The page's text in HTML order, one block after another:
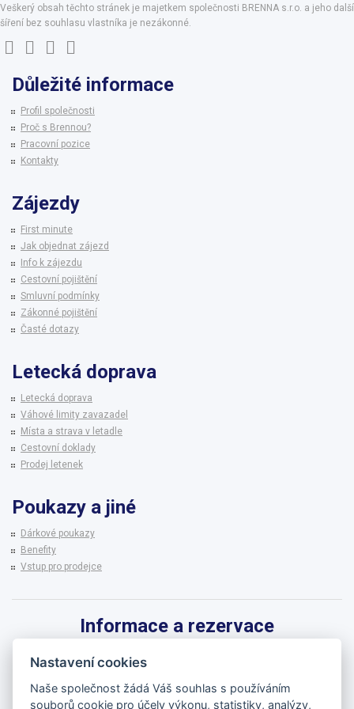
Veškerý obsah těchto stránek je majetkem společnosti BRENNA s.r.o. a jeho další
šíření bez souhlasu vlastníka je nezákonné.
Důležité informace
Profil společnosti
Proč s Brennou?
Pracovní pozice
Kontakty
Zájezdy
First minute
Jak objednat zájezd
Info k zájezdu
Cestovní pojištění
Smluvní podmínky
Zákonné pojištění
Časté dotazy
Letecká doprava
Letecká doprava
Váhové limity zavazadel
Místa a strava v letadle
Cestovní doklady
Prodej letenek
Poukazy a jiné
Dárkové poukazy
Benefity
Vstup pro prodejce
Informace a rezervace
542 215 256
Nastavení cookies
Naše společnost žádá Váš souhlas s používáním
souborů cookie pro účely výkonu, statistiky, analýzy,